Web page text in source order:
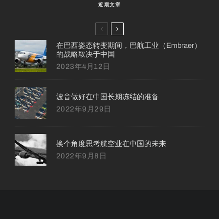
近期文章
在巴西姿态转变期间，巴航工业（Embraer）
的战略取决于中国
2023年4月12日
波音做好在中国长期冻结的准备
2022年9月29日
换个角度思考航空业在中国的未来
2022年9月8日